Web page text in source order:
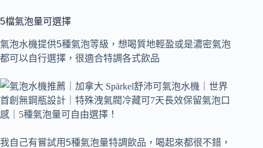
5檔氣泡量可選擇
氣泡水機提供5種氣泡等級，想喝質地輕盈或是濃密氣泡
都可以自行選擇，很適合特調各式飲品
我自己有嘗試用5種氣泡量特調飲品，喝起來都很不錯，